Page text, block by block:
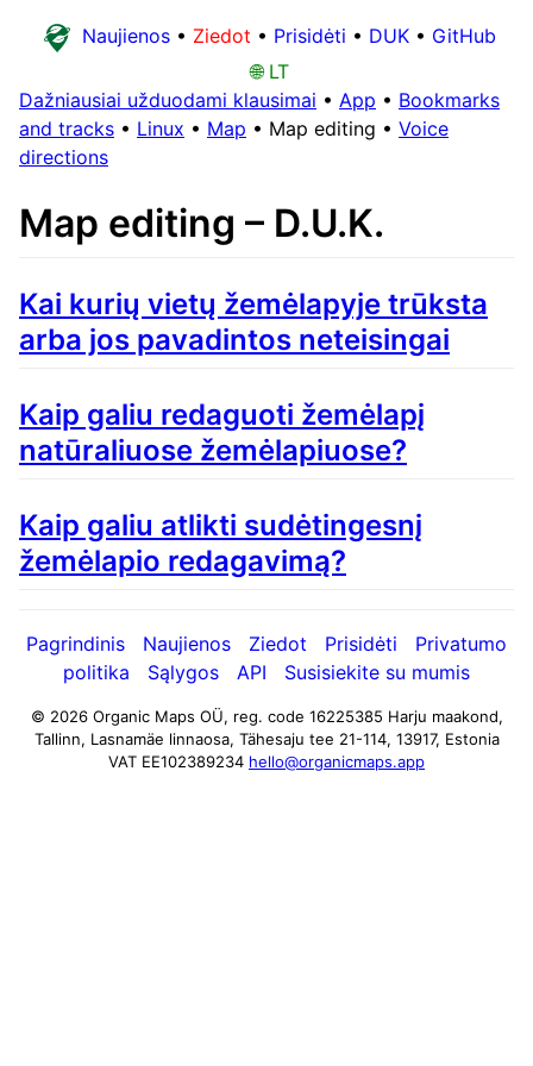
Naujienos • Ziedot • Prisidėti • DUK • GitHub
🌐 LT
Dažniausiai užduodami klausimai • App • Bookmarks
and tracks • Linux • Map • Map editing • Voice
directions
Map editing – D.U.K.
Kai kurių vietų žemėlapyje trūksta
arba jos pavadintos neteisingai
Kaip galiu redaguoti žemėlapį
natūraliuose žemėlapiuose?
Kaip galiu atlikti sudėtingesnį
žemėlapio redagavimą?
Pagrindinis Naujienos Ziedot Prisidėti
Privatumo
politika
Sąlygos API Susisiekite su mumis
© 2026 Organic Maps OÜ, reg. code 16225385 Harju maakond,
Tallinn, Lasnamäe linnaosa, Tähesaju tee 21-114, 13917, Estonia
VAT EE102389234 hello@organicmaps.app